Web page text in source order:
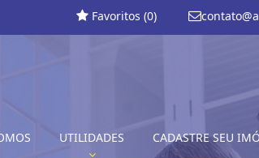
Favoritos (0)
UTILIDADES CADASTRE SEU